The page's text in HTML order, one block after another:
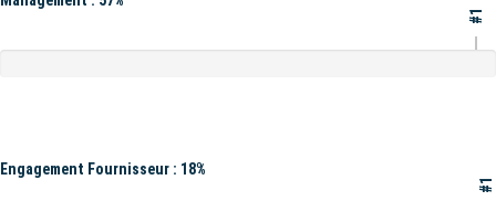
#1
Engagement Fournisseur : 18%
#1